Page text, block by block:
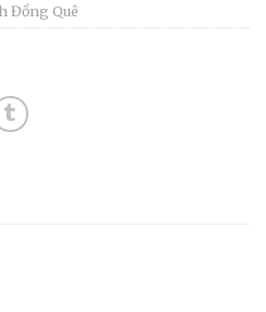
Đồng Quê